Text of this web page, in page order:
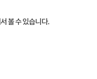
볼 수 있습니다.